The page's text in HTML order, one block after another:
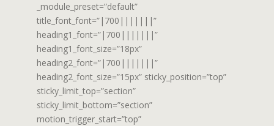
_module_preset=”default”
title_font_font=”|700|||||||”
heading1_font=”|700|||||||”
heading1_font_size=”18px”
heading2_font=”|700|||||||”
heading2_font_size=”15px” sticky_position=”top”
sticky_limit_top=”section”
sticky_limit_bottom=”section”
motion_trigger_start=”top”